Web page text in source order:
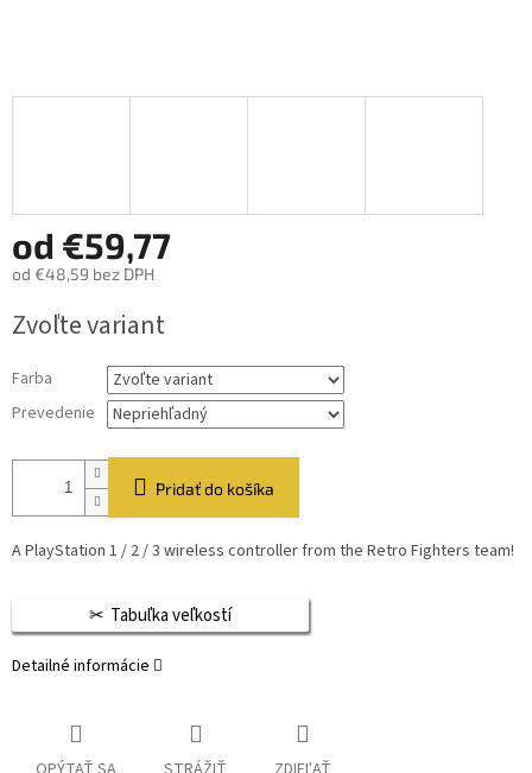
od €59,77
od €48,59 bez DPH
cena:
Zvoľte variant
Farba
Prevedenie
Pridať do košíka
A PlayStation 1 / 2 / 3 wireless controller from the Retro Fighters team!
Tabuľka veľkostí
Detailné informácie